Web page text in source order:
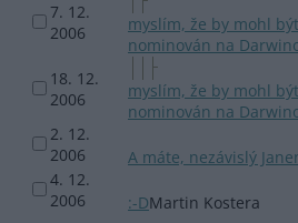
7. 12.
2006
myslím, že by mohl
nominován na
18. 12.
2006
myslím, že by mohl
nominován na
2. 12.
2006
A máte, nezávislý
4. 12.
2006
:-DMartin Kostera